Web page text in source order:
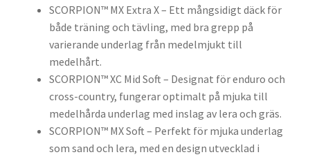
SCORPION™ MX Extra X – Ett mångsidigt däck för
både träning och tävling, med bra grepp på
varierande underlag från medelmjukt till
medelhårt.
SCORPION™ XC Mid Soft – Designat för enduro och
cross-country, fungerar optimalt på mjuka till
medelhårda underlag med inslag av lera och gräs.
SCORPION™ MX Soft – Perfekt för mjuka underlag
som sand och lera, med en design utvecklad i